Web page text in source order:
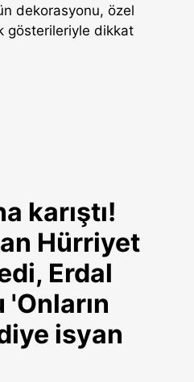
dekorasyonu, özel
gösterileriyle dikkat
karıştı!
Hürriyet
Erdal
isyan